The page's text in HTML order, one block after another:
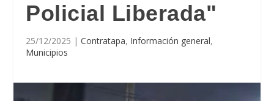
Policial Liberada"
25/12/2025 |Contratapa, Información general,
Municipios